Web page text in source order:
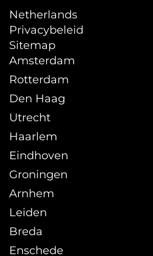
Netherlands
Privacybeleid
Sitemap
Amsterdam
Rotterdam
Den Haag
Utrecht
Haarlem
Eindhoven
Groningen
Arnhem
Leiden
Breda
Enschede